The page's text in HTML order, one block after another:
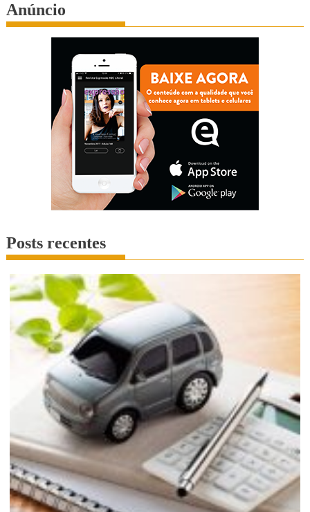
Anúncio
Posts recentes